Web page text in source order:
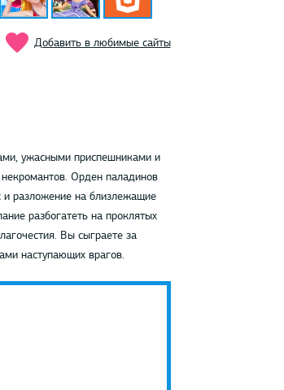
Добавить в любимые сайты
ужасными приспешниками и
Орден паладинов
и разложение на близлежащие
разбогатеть на проклятых
Вы сыграете за
наступающих врагов.